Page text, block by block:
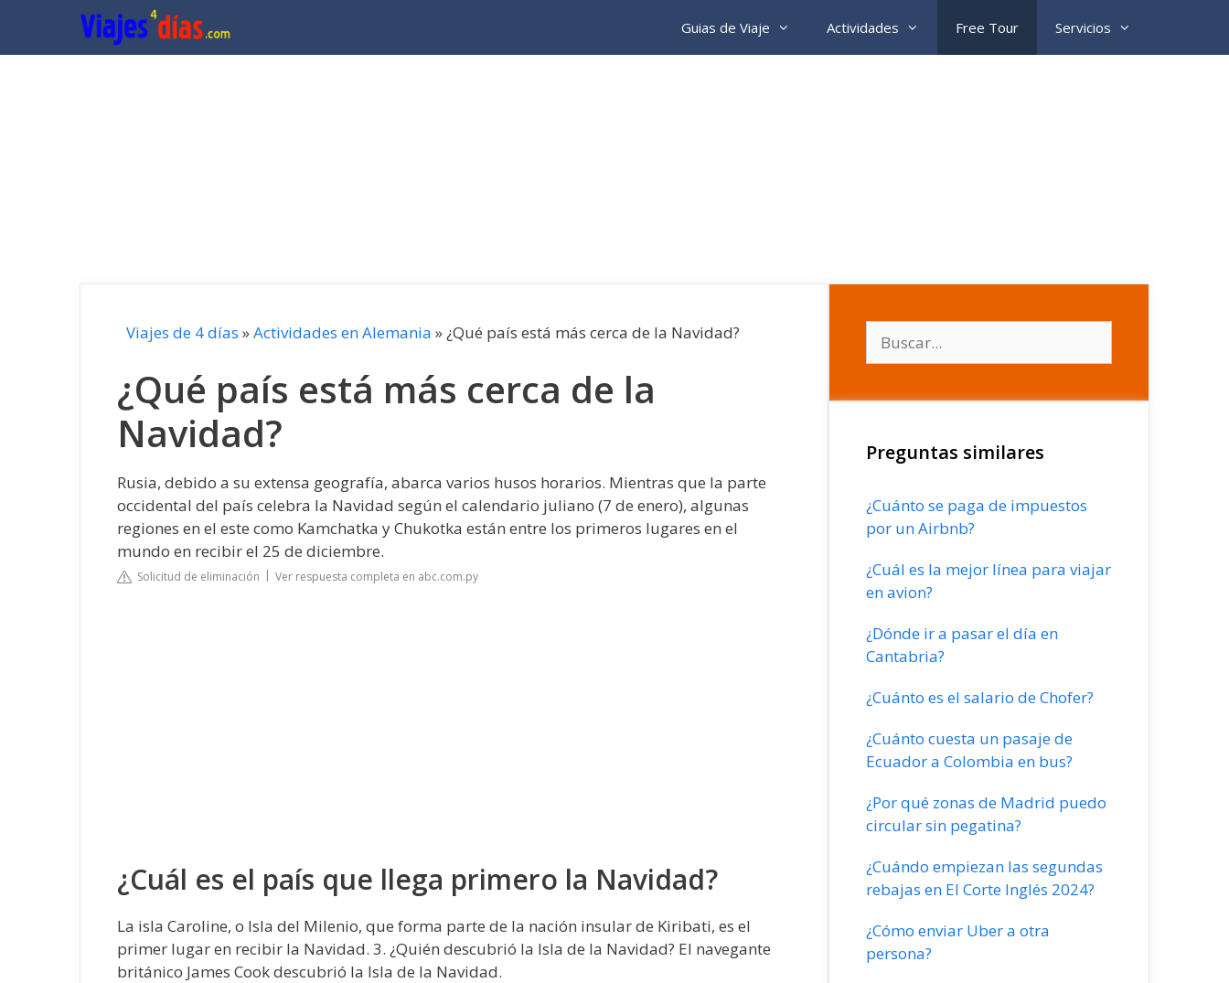
contenido
Guias de Viaje Actividades Free Tour Servicios
Viajes de 4 días »Actividades en Alemania »¿Qué país está más cerca de la Navidad?
¿Qué país está más cerca de la
Navidad?
Rusia, debido a su extensa geografía, abarca varios husos horarios. Mientras que la parte
occidental del país celebra la Navidad según el calendario juliano (7 de enero), algunas
regiones en el este como Kamchatka y Chukotka están entre los primeros lugares en el
mundo en recibir el 25 de diciembre.
Solicitud de eliminación Ver respuesta completa en abc.com.py
¿Cuál es el país que llega primero la Navidad?
La isla Caroline, o Isla del Milenio, que forma parte de la nación insular de Kiribati, es el
primer lugar en recibir la Navidad. 3. ¿Quién descubrió la Isla de la Navidad? El navegante
británico James Cook descubrió la Isla de la Navidad.
Preguntas similares
¿Cuánto se paga de impuestos
por un Airbnb?
¿Cuál es la mejor línea para viajar
en avion?
¿Dónde ir a pasar el día en
Cantabria?
¿Cuánto es el salario de Chofer?
¿Cuánto cuesta un pasaje de
Ecuador a Colombia en bus?
¿Por qué zonas de Madrid puedo
circular sin pegatina?
¿Cuándo empiezan las segundas
rebajas en El Corte Inglés 2024?
¿Cómo enviar Uber a otra
persona?